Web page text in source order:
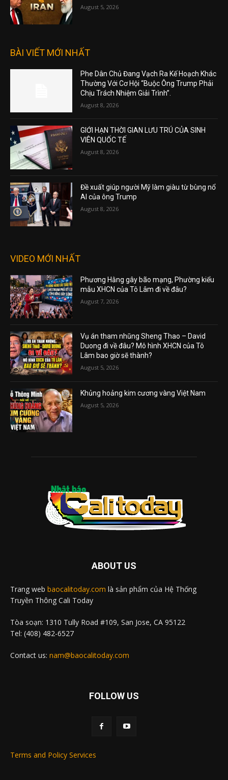
August 5, 2026
BÀI VIẾT MỚI NHẤT
Phe Dân Chủ Đang Vạch Ra Kế Hoạch Khác
Thường Với Cơ Hội “Buộc Ông Trump Phải
Chịu Trách Nhiệm Giải Trình”.
August 8, 2026
GIỚI HẠN THỜI GIAN LƯU TRÚ CỦA SINH
VIÊN QUỐC TẾ
August 8, 2026
Đề xuất giúp người Mỹ làm giàu từ bùng nổ
AI của ông Trump
August 8, 2026
VIDEO MỚI NHẤT
Phương Hằng gây bão mạng, Phường kiểu
mẫu XHCN của Tô Lâm đi về đâu?
August 7, 2026
Vụ án tham nhũng Sheng Thao – David
Duong đi về đâu? Mô hình XHCN của Tô
Lâm bao giờ sẽ thành?
August 5, 2026
Khủng hoảng kim cương vàng Việt Nam
August 5, 2026
ABOUT US
Trang web baocalitoday.com là sản phẩm của Hệ Thống
Truyền Thông Cali Today
Tòa soạn: 1310 Tully Road #109, San Jose, CA 95122
Tel: (408) 482-6527
Contact us: nam@baocalitoday.com
FOLLOW US
Terms and Policy Services